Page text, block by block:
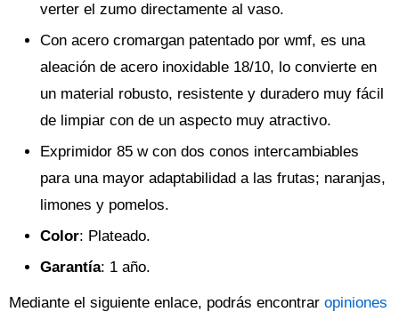
verter el zumo directamente al vaso.
Con acero cromargan patentado por wmf, es una
aleación de acero inoxidable 18/10, lo convierte en
un material robusto, resistente y duradero muy fácil
de limpiar con de un aspecto muy atractivo.
Exprimidor 85 w con dos conos intercambiables
para una mayor adaptabilidad a las frutas; naranjas,
limones y pomelos.
Color: Plateado.
Garantía: 1 año.
Mediante el siguiente enlace, podrás encontrar opiniones